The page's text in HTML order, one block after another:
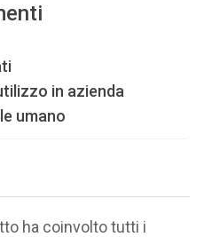
in azienda
umano
ha coinvolto tutti i